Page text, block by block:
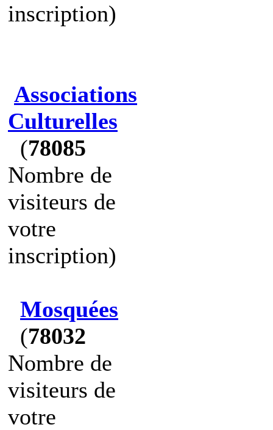
inscription)
Associations
Culturelles
(78085
Nombre de
visiteurs de
votre
inscription)
Mosquées
(78032
Nombre de
visiteurs de
votre